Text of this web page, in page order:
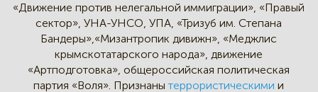
«Движение против нелегальной иммиграции», «Правый
сектор», УНА-УНСО, УПА, «Тризуб им. Степана
Бандеры»,«Мизантропик дивижн», «Меджлис
крымскотатарского народа», движение
«Артподготовка», общероссийская политическая
партия «Воля». Признанытеррористическими и